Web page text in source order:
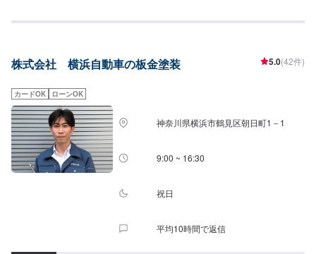
ト199,210円レクサスRX450h167,838円トヨタオーリス61,985円---------------
について◯無料の代車ございます。作業中は代車をご利用ください。燃料代
日、祝日、第二土曜日営業時間：9:00~18:00
株式会社 横浜自動車の板金塗装 5.0(42件)
カードOK ローンOK
神奈川県横浜市鶴見区朝日町1－1
9:00 ~ 16:30
祝日
平均10時間で返信